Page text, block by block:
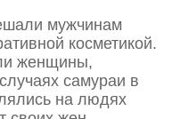
мужчинам
косметикой.
женщины,
самураи в
на людях